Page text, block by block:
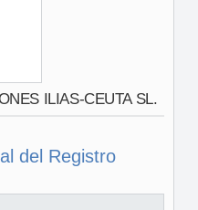
ILIAS-CEUTA SL.
del Registro